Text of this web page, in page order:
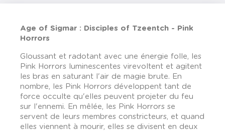
Age of Sigmar : Disciples of Tzeentch - Pink
Horrors
Gloussant et radotant avec une énergie folle, les
Pink Horrors luminescentes virevoltent et agitent
les bras en saturant l'air de magie brute. En
nombre, les Pink Horrors développent tant de
force occulte qu'elles peuvent projeter du feu
sur l'ennemi. En mêlée, les Pink Horrors se
servent de leurs membres constricteurs, et quand
elles viennent à mourir, elles se divisent en deux